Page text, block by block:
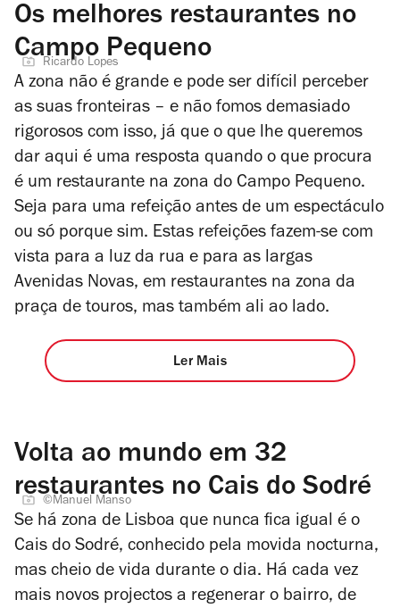
Os melhores restaurantes no
Campo Pequeno
Ricardo Lopes
A zona não é grande e pode ser difícil perceber
as suas fronteiras – e não fomos demasiado
rigorosos com isso, já que o que lhe queremos
dar aqui é uma resposta quando o que procura
é um restaurante na zona do Campo Pequeno.
Seja para uma refeição antes de um espectáculo
ou só porque sim. Estas refeições fazem-se com
vista para a luz da rua e para as largas
Avenidas Novas, em restaurantes na zona da
praça de touros, mas também ali ao lado.
Ler Mais
Volta ao mundo em 32
restaurantes no Cais do Sodré
©Manuel Manso
Se há zona de Lisboa que nunca fica igual é o
Cais do Sodré, conhecido pela movida nocturna,
mas cheio de vida durante o dia. Há cada vez
mais novos projectos a regenerar o bairro, de